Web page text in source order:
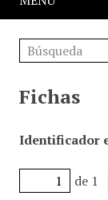
Fichas
Identificador
de 1